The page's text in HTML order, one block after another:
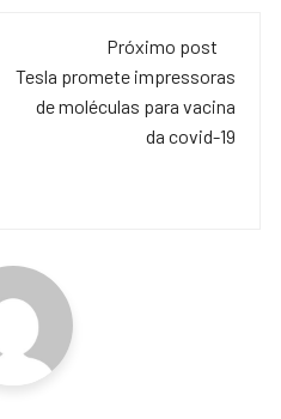
Próximo post
Tesla promete impressoras
de moléculas para vacina
da covid-19